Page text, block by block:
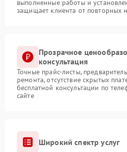
выполненные работы и
защищает клиента от повторных
Прозрачное
консультация
Точные прайс-листы,
ремонта, отсутствие скрытых
бесплатной консультации по
сайте
Широкий спектр услуг